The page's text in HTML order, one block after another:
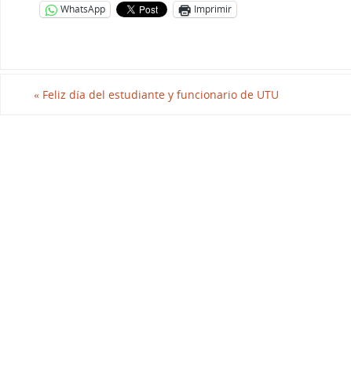
WhatsApp Imprimir
« Feliz día del estudiante y funcionario de UTU